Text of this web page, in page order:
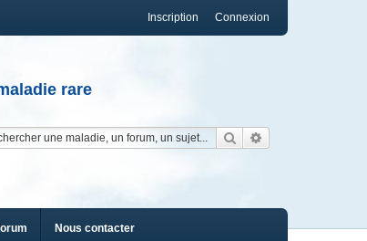
Connexion
Inscription
rare
Rechercher
Nous contacter